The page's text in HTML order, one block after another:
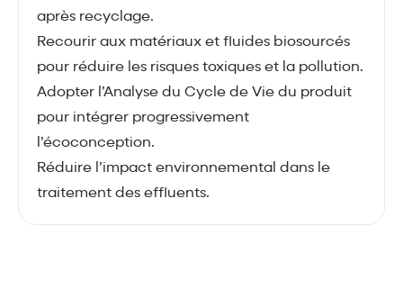
après recyclage.
Recourir aux matériaux et fluides biosourcés
pour réduire les risques toxiques et la pollution.
Adopter l’Analyse du Cycle de Vie du produit
pour intégrer progressivement
l’écoconception.
Réduire l’impact environnemental dans le
traitement des effluents.